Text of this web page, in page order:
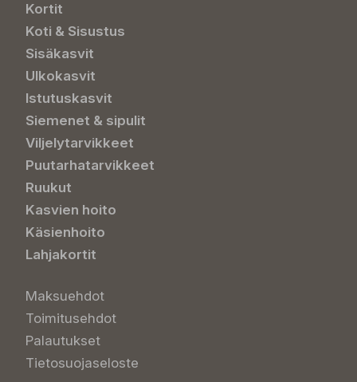
Kortit
Koti & Sisustus
Sisäkasvit
Ulkokasvit
Istutuskasvit
Siemenet & sipulit
Viljelytarvikkeet
Puutarhatarvikkeet
Ruukut
Kasvien hoito
Käsienhoito
Lahjakortit
Maksuehdot
Toimitusehdot
Palautukset
Tietosuojaseloste